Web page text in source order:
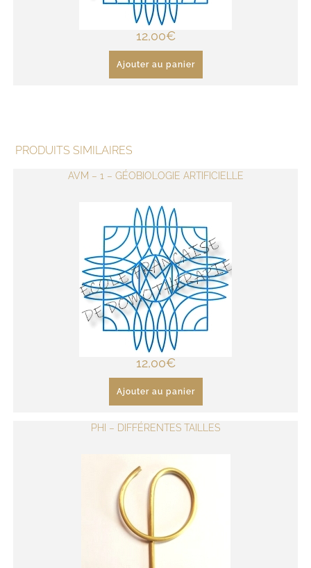
12,00€
Ajouter au panier
PRODUITS SIMILAIRES
AVM – 1 – GÉOBIOLOGIE ARTIFICIELLE
12,00€
Ajouter au panier
PHI – DIFFÉRENTES TAILLES